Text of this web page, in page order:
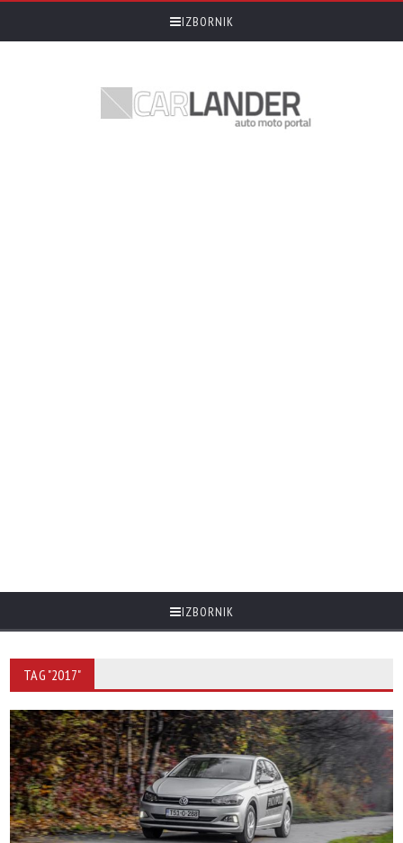
IZBORNIK
IZBORNIK
TAG "2017"